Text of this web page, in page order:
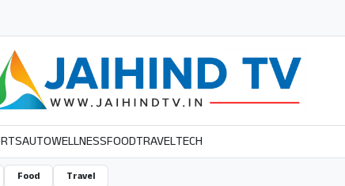
AUTOWELLNESSFOODTRAVELTECH
Food Travel